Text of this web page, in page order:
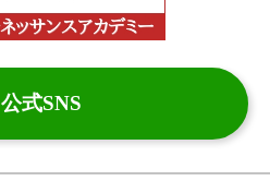
公式SNS